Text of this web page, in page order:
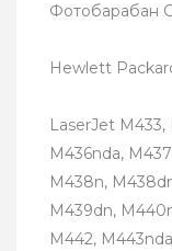
Фотобарабан
Hewlett
LaserJet
M436nda,
M438n,
M439dn,
M442,